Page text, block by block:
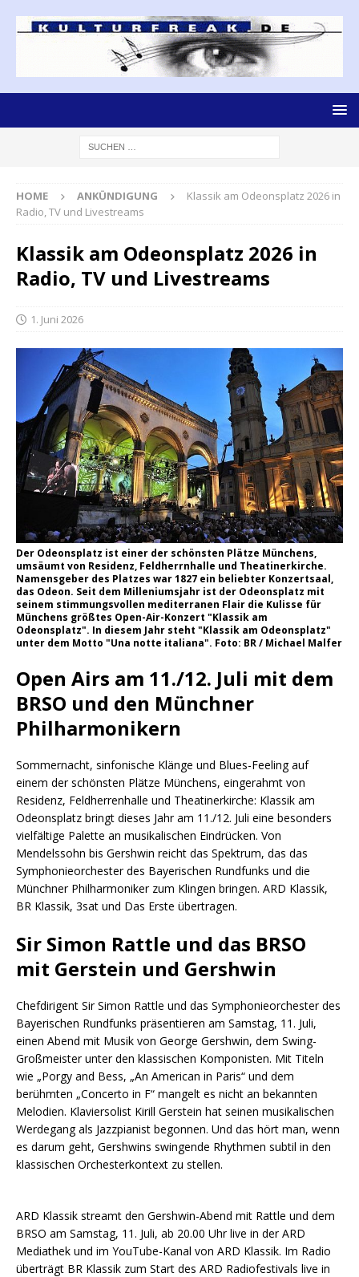
HOME ANKÜNDIGUNG
Klassik am Odeonsplatz 2026 in
Radio, TV und Livestreams
Klassik am Odeonsplatz 2026 in
Radio, TV und Livestreams
1. Juni 2026
Der Odeonsplatz ist einer der schönsten Plätze Münchens,
umsäumt von Residenz, Feldherrnhalle und Theatinerkirche.
Namensgeber des Platzes war 1827 ein beliebter Konzertsaal,
das Odeon. Seit dem Milleniumsjahr ist der Odeonsplatz mit
seinem stimmungsvollen mediterranen Flair die Kulisse für
Münchens größtes Open-Air-Konzert "Klassik am
Odeonsplatz". In diesem Jahr steht "Klassik am Odeonsplatz"
unter dem Motto "Una notte italiana". Foto: BR / Michael Malfer
Open Airs am 11./12. Juli mit dem
BRSO und den Münchner
Philharmonikern
Sommernacht, sinfonische Klänge und Blues-Feeling auf
einem der schönsten Plätze Münchens, eingerahmt von
Residenz, Feldherrenhalle und Theatinerkirche: Klassik am
Odeonsplatz bringt dieses Jahr am 11./12. Juli eine besonders
vielfältige Palette an musikalischen Eindrücken. Von
Mendelssohn bis Gershwin reicht das Spektrum, das das
Symphonieorchester des Bayerischen Rundfunks und die
Münchner Philharmoniker zum Klingen bringen. ARD Klassik,
BR Klassik, 3sat und Das Erste übertragen.
Sir Simon Rattle und das BRSO
mit Gerstein und Gershwin
Chefdirigent Sir Simon Rattle und das Symphonieorchester des
Bayerischen Rundfunks präsentieren am Samstag, 11. Juli,
einen Abend mit Musik von George Gershwin, dem Swing-
Großmeister unter den klassischen Komponisten. Mit Titeln
wie „Porgy and Bess, „An American in Paris“ und dem
berühmten „Concerto in F“ mangelt es nicht an bekannten
Melodien. Klaviersolist Kirill Gerstein hat seinen musikalischen
Werdegang als Jazzpianist begonnen. Und das hört man, wenn
es darum geht, Gershwins swingende Rhythmen subtil in den
klassischen Orchesterkontext zu stellen.
ARD Klassik streamt den Gershwin-Abend mit Rattle und dem
BRSO am Samstag, 11. Juli, ab 20.00 Uhr live in der ARD
Mediathek und im YouTube-Kanal von ARD Klassik. Im Radio
überträgt BR Klassik zum Start des ARD Radiofestivals live in